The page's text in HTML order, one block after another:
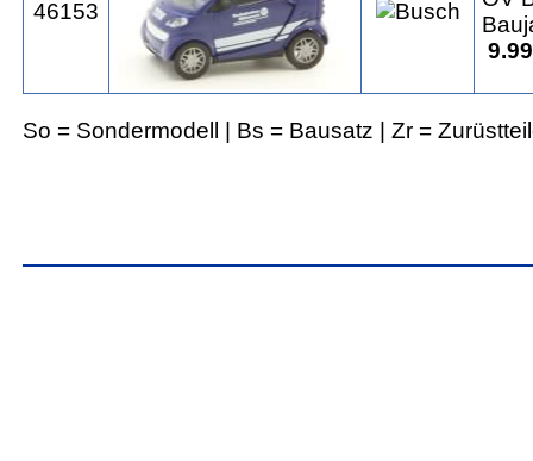
46153
So = Sondermodell | Bs = Bausatz | Zr =